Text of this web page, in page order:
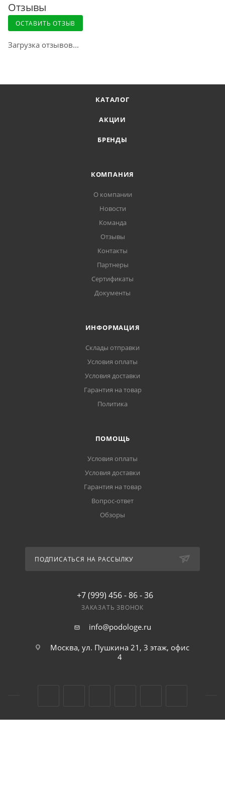
Отзывы
ОСТАВИТЬ ОТЗЫВ
Загрузка отзывов...
КАТАЛОГ
АКЦИИ
БРЕНДЫ
КОМПАНИЯ
О компании
Новости
Команда
Отзывы
Контакты
Партнеры
Сертификаты
Документы
ИНФОРМАЦИЯ
Склады отправки
Условия оплаты
Условия доставки
Гарантия на товар
Политика
ПОМОЩЬ
Условия оплаты
Условия доставки
Гарантия на товар
Вопрос-ответ
Обзоры
ПОДПИСАТЬСЯ НА РАССЫЛКУ
+7 (999) 456 - 86 - 36
ЗАКАЗАТЬ ЗВОНОК
info@podologe.ru
Москва, ул. Пушкина 21, 3 этаж, офис
4